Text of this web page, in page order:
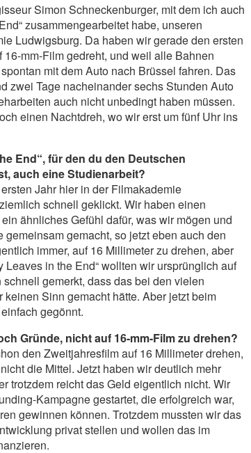
Simon Schneckenburger, mit dem ich auch
zusammengearbeitet habe, unseren
Ludwigsburg. Da haben wir gerade den ersten
mm-Film gedreht, und weil alle Bahnen
mit dem Auto nach Brüssel fahren. Das
zwei Tage nacheinander sechs Stunden Auto
auch nicht unbedingt haben müssen.
einen Nachtdreh, wo wir erst um fünf Uhr ins
End“, für den du den Deutschen
auch eine Studienarbeit?
Jahr hier in der Filmakademie
schnell geklickt. Wir haben einen
ähnliches Gefühl dafür, was wir mögen und
gemacht, so jetzt eben auch den
immer, auf 16 Millimeter zu drehen, aber
Leaves in the End“ wollten wir ursprünglich auf
gemerkt, dass das bei den vielen
Sinn gemacht hätte. Aber jetzt beim
gegönnt.
Gründe, nicht auf 16-mm-Film zu drehen?
den Zweitjahresfilm auf 16 Millimeter drehen,
die Mittel. Jetzt haben wir deutlich mehr
trotzdem reicht das Geld eigentlich nicht. Wir
Kampagne gestartet, die erfolgreich war,
gewinnen können. Trotzdem mussten wir das
privat stellen und wollen das im